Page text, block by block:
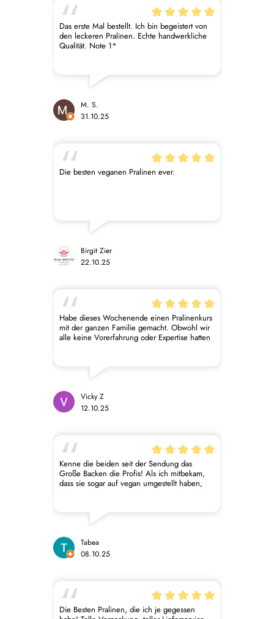
Das erste Mal bestellt. Ich bin begeistert von
den leckeren Pralinen. Echte handwerkliche
Qualität. Note 1*
M. S.
31.10.25
Die besten veganen Pralinen ever.
Birgit Zier
22.10.25
Habe dieses Wochenende einen Pralinenkurs
mit der ganzen Familie gemacht. Obwohl wir
alle keine Vorerfahrung oder Expertise hatten
konnten wir sehr gut mithalten ☺️ Die
gemacht! Wir sind mit ganz viel neuem
Wissen und einer großen Packung
gefahren ☺️ Den Kurs würde ich wirklich
immer wieder machen und auch
bestengewissens weiterempfehlen ☺️☺️
Vicky Z
12.10.25
Kenne die beiden seit der Sendung das
Große Backen die Profis! Als ich mitbekam,
dass sie sogar auf vegan umgestellt haben,
dachte ich: die Besten der Besten übertreffen
Ethik, megastark 🌱🤍
Tabea
08.10.25
Die Besten Pralinen, die ich je gegessen